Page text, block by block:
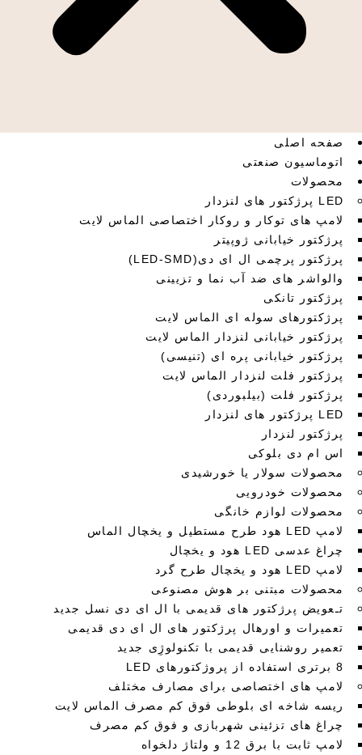
صفحه اصلی
اتوماسیون صنعتی
محصولات
LED پرژکتور های لنزدار
لامپ های توکار و روکار اختصاصی الماس لایت
پرژکتور خیابانی ژوپیتر
پرژکتور پرچمی ال ای دی(LED-SMD)
والواشر های ضد آب نما و تزیینی
پرژکتور تانکی
پرژکتورهای سوله ای الماس لایت
پرژکتور خیابانی لنزدار الماس لایت
پرژکتور خیابانی پره ای (تنیسی)
پرژکتور فلت لنزدار الماس لایت
پرژکتور فلت (بیلبوردی)
LED پرژکتور های لنزدار
پرژکتور لنزدار
اس ام دی بلوکی
محصولات سولار یا خورشیدی
محصولات خودرویی
محصولات لوازم خانگی
لامپ LED هود طرح مستطیل و یخچال الماس
چراغ عدسی LED هود و یخچال
لامپ LED هود و یخچال طرح گرد
محصولات مبتنی بر هوش مصنوعی
تـعویض پرژکتور های قدیمی با ال ای دی نسل جدید
تعمیرات و اورهال پرژکتور های ال ای دی قدیمی
تعمیر روشنایی قدیمی با تکنولوژِی جدید
8 برتری استفاده از پروژکتورهای LED
لامپ های اختصاصی برای مصارف مختلف
ریسه شاخه ای بلوطی فوق کم مصرف الماس لایت
چراغ های تزئینی شهربازی و فوق کم مصرف
لامپ ثابت با برق 12 و ولتاژ دلخواه